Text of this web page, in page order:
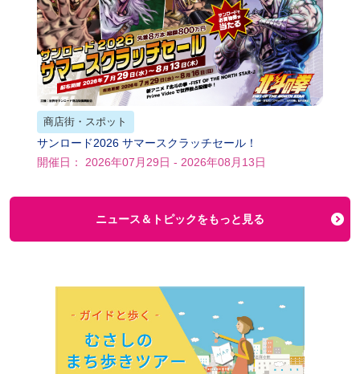
商店街・スポット
サンロード2026 サマースクラッチセール！
開催日： 2026年07月29日 - 2026年08月13日
ニュース＆トピックをもっと見る